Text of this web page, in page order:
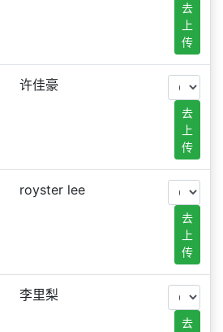
去
上
传
许佳豪
去
上
传
royster lee
去
上
传
李里梨
去